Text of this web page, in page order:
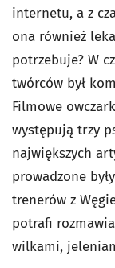
internetu, a z
ona również
potrzebuje? W
twórców był
Filmowe
występują trzy
największych
prowadzone
trenerów z
potrafi
wilkami,